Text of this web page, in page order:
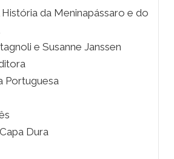
da Meninapássaro e do
e Susanne Janssen
Portuguesa
Dura